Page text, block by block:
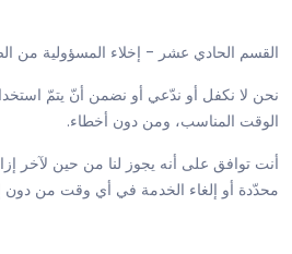
القسم الحادي عشر - إخلاء المسؤولية من
نحن لا نكفل أو ندّعي أو نضمن أنّ يتمّ
الوقت المناسب، ومن دون أخطاء.
أنت توافق على أنه يجوز لنا من حين لآخر
محدّدة أو إلغاء الخدمة في أي وقت من دون